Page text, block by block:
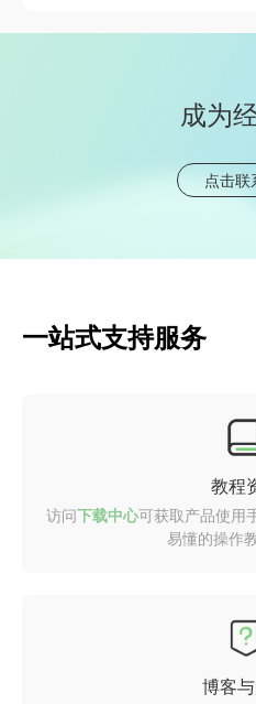
成为
点击联
一站式支持服务
教程
访问下载中心可获取产品使用
易懂的操作
博客